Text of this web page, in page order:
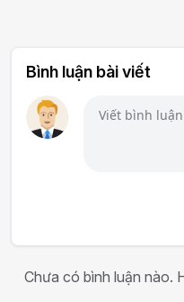
Bình luận bài viết
Chưa có bình luận nào.